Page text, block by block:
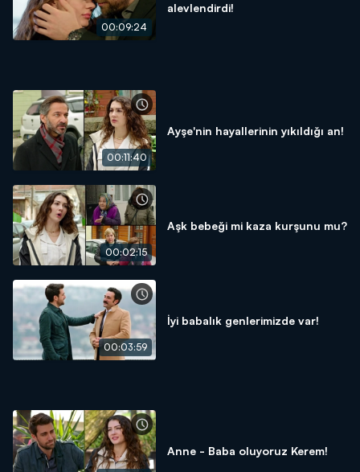
00:09:24
alevlendirdi!
00:11:40
Ayşe'nin hayallerinin yıkıldığı an!
00:02:15
Aşk bebeği mi kaza kurşunu mu?
00:03:59
İyi babalık genlerimizde var!
Anne - Baba oluyoruz Kerem!